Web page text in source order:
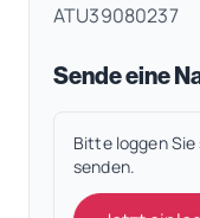
ATU39080237
Sende eine
Bitte loggen
senden.